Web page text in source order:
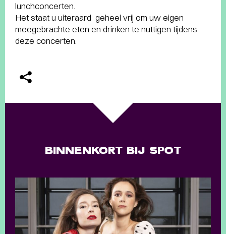
lunchconcerten.
Het staat u uiteraard geheel vrij om uw eigen
meegebrachte eten en drinken te nuttigen tijdens
deze concerten.
BINNENKORT BIJ SPOT